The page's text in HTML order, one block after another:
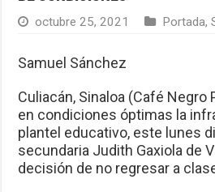
octubre 25, 2021 Portada,
Samuel Sánchez
Culiacán, Sinaloa (Café Negro
en condiciones óptimas la
plantel educativo, este lunes
secundaria Judith Gaxiola de
decisión de no regresar a